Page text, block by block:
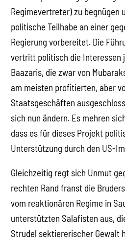
Regimevertreter) zu begnügen
politische Teilhabe an einer
Regierung vorbereitet. Die
vertritt politisch die Interessen
Baazaris, die zwar von
am meisten profitierten, aber
Staatsgeschäften
sich nun ändern. Es mehren
dass es für dieses Projekt
Unterstützung durch den US-
Gleichzeitig regt sich Unmut
rechten Rand franst die
vom reaktionären Regime in
unterstützten Salafisten aus,
Strudel sektiererischer Gewalt